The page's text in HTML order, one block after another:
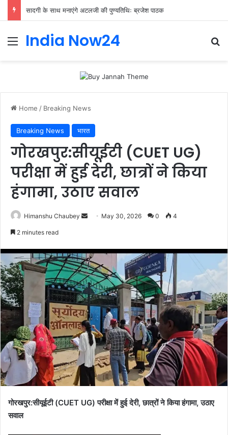
सादगी के साथ मनाएंगे अटलजी की पुण्यतिथिः ब्रजेश पाठक
India Now24
Home / Breaking News
Breaking News भारत
गोरखपुर:सीयूईटी (CUET UG)
परीक्षा में हुई देरी, छात्रों ने किया
हंगामा, उठाए सवाल
Himanshu Chaubey May 30, 2026 0 4
2 minutes read
गोरखपुर:सीयूईटी (CUET UG) परीक्षा में हुई देरी, छात्रों ने किया हंगामा, उठाए
सवाल